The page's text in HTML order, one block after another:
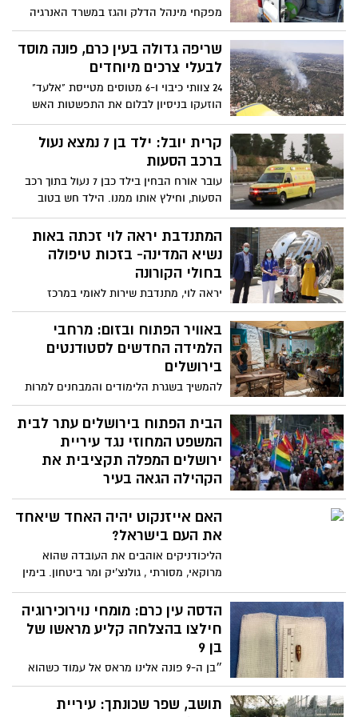
מפקחי מינהל הדלק והגז במשרד האנרגיה
תפסו רכב מסחרי שהוביל 30 מכלי גפ"מ
המכילים 12 ק''ג גז בכל אחד, באופן לא חוקי,
כך שסיכנו חיי אדם, וזאת בלב שכונת המגורים
שריפה גדולה בעין כרם, פונה מוסד
לבעלי צרכים מיוחדים
24 צוותי כיבוי ו-6 מטוסים מטייסת "אלעד"
הוזעקו בניסיון לבלום את התפשטות האש
במורדות עין כרם. המשטרה פינתה את דיירי
"הכפר השבדי" לבעלי צרכים מיוחדים
קרית יובל: ילד בן 7 נמצא נעול
ברכב הסעות
עובר אורח הבחין בילד כבן 7 נעול בתוך רכב
הסעות, וחילץ אותו ממנו. הילד חש בטוב
ואינו זקוק לטיפול רפואי. נהג ההסעות עוכב
להמשך חקירה
המתנדבת יראה לוי זכתה באות
נשיא המדינה- בזכות טיפולה
בחולי הקורונה
יראה לוי, מתנדבת שירות לאומי במרכז
הרפואי שערי צדק שהתנדבה לטפל בחולי
קורונה זכתה באות נשיא המדינה למתנדב.
במשך כחודשיים יראה לא חזרה לביתה
ונשארה להתנדב בבית החולים למען חולי
באוויר הפתוח ובזום: מרחבי
הלמידה החדשים לסטודנטים
בירושלים
להמשיך בשגרת הלימודים והמבחנים למרות
הקורונה: עיריית ירושלים מציעה לסטודנטים
הירושלמים שני מסלולים ייחודיים ללמידה
משותפת, כולם עומדים בהגבלות משרד
הבריאות
הבית הפתוח בירושלים עתר לבית
המשפט המחוזי נגד עיריית
ירושלים המפלה תקציבית את
הקהילה הגאה בעיר
הבית הפתוח בירושלים עתר לבית המשפט
בטענה כי העירייה מפלה תקציבית את
הקהילה הגאה ופועלת בניגוד לחוק. הם
דורשים לקבל תקציב בסך 1,200,000 שקלים.
יו"ר הבית הפתוח: "מאז שנבחר משה ליאון
האם אייזנקוט יהיה האחד שיאחד
את העם בישראל?
הליכודניקים אוהבים את העובדה שהוא
מרוקאי, מסורתי , גולנצ'יק ומר ביטחון. בימין
יציינו שאחותו גרה בהתנחלות שאימו אישה
דתית ושכרמטכ"ל הוא הוביל את הקו הכי
נוקשה בכל הקשור לכוח. במרכז מתרשמים
שהוא היחיד בהיסטוריה שוויתר על תפקיד
הרמטכ"ל. פעמיים! מסיבות ערכיות. שהוא
בעל סולם ערכים יצוק מבטון, שאינו מתקפל
מול לחץ ציבורי ופוליטי. ושלא כמו גנץ,
איזנקוט לא ימצמץ. בשמאל מתרשמים
הדסה עין כרם: מומחי נוירוכירוגיה
חילצו בהצלחה קליע מראשו של
בן 9
״בן ה-9 פונה אלינו מראס אל עמוד כשהוא
בהכרה ירודה עם סימנים ללחץ תוך גולגלתי
מוגבר, ובבדיקת CT התגלה כי קליע מנשק חם
תושב, שפר שכונתך: עיריית